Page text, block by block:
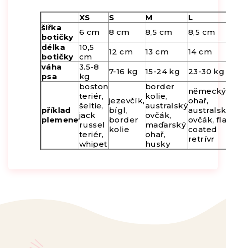
XS S M
L
šířka
botičky
6 cm 8 cm 8,5 cm
8,5 cm
délka
botičky
10,5
cm
12 cm 13 cm
14 cm
váha
psa
3.5-8
kg
7-16 kg 15-24 kg 23-30 kg
příklad
plemene
boston
teriér,
šeltie,
jack
russel
teriér,
whipet
jezevčík,
bígl,
border
kolie
border
kolie,
australský
ovčák,
maďarský
ohař,
husky
německý
ohař,
ovčák,
coated
retrívr